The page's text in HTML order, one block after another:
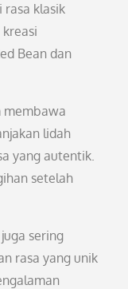
rasa klasik
Bean dan
membawa
lidah
yang autentik.
setelah
sering
rasa yang unik